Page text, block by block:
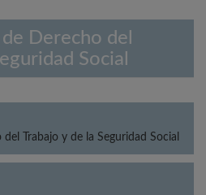
Derecho del
Social
Trabajo y de la Seguridad Social